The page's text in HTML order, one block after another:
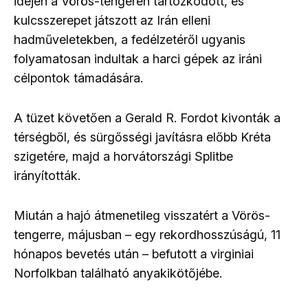
kulcsszerepet játszott az Irán elleni
hadműveletekben, a fedélzetéről ugyanis
folyamatosan indultak a harci gépek az iráni
célpontok támadására.
A tüzet követően a Gerald R. Fordot kivonták a
térségből, és sürgősségi javításra előbb Kréta
szigetére, majd a horvátországi Splitbe
irányították.
Miután a hajó átmenetileg visszatért a Vörös-
tengerre, májusban – egy rekordhosszúságú, 11
hónapos bevetés után – befutott a virginiai
Norfolkban található anyakikötőjébe.